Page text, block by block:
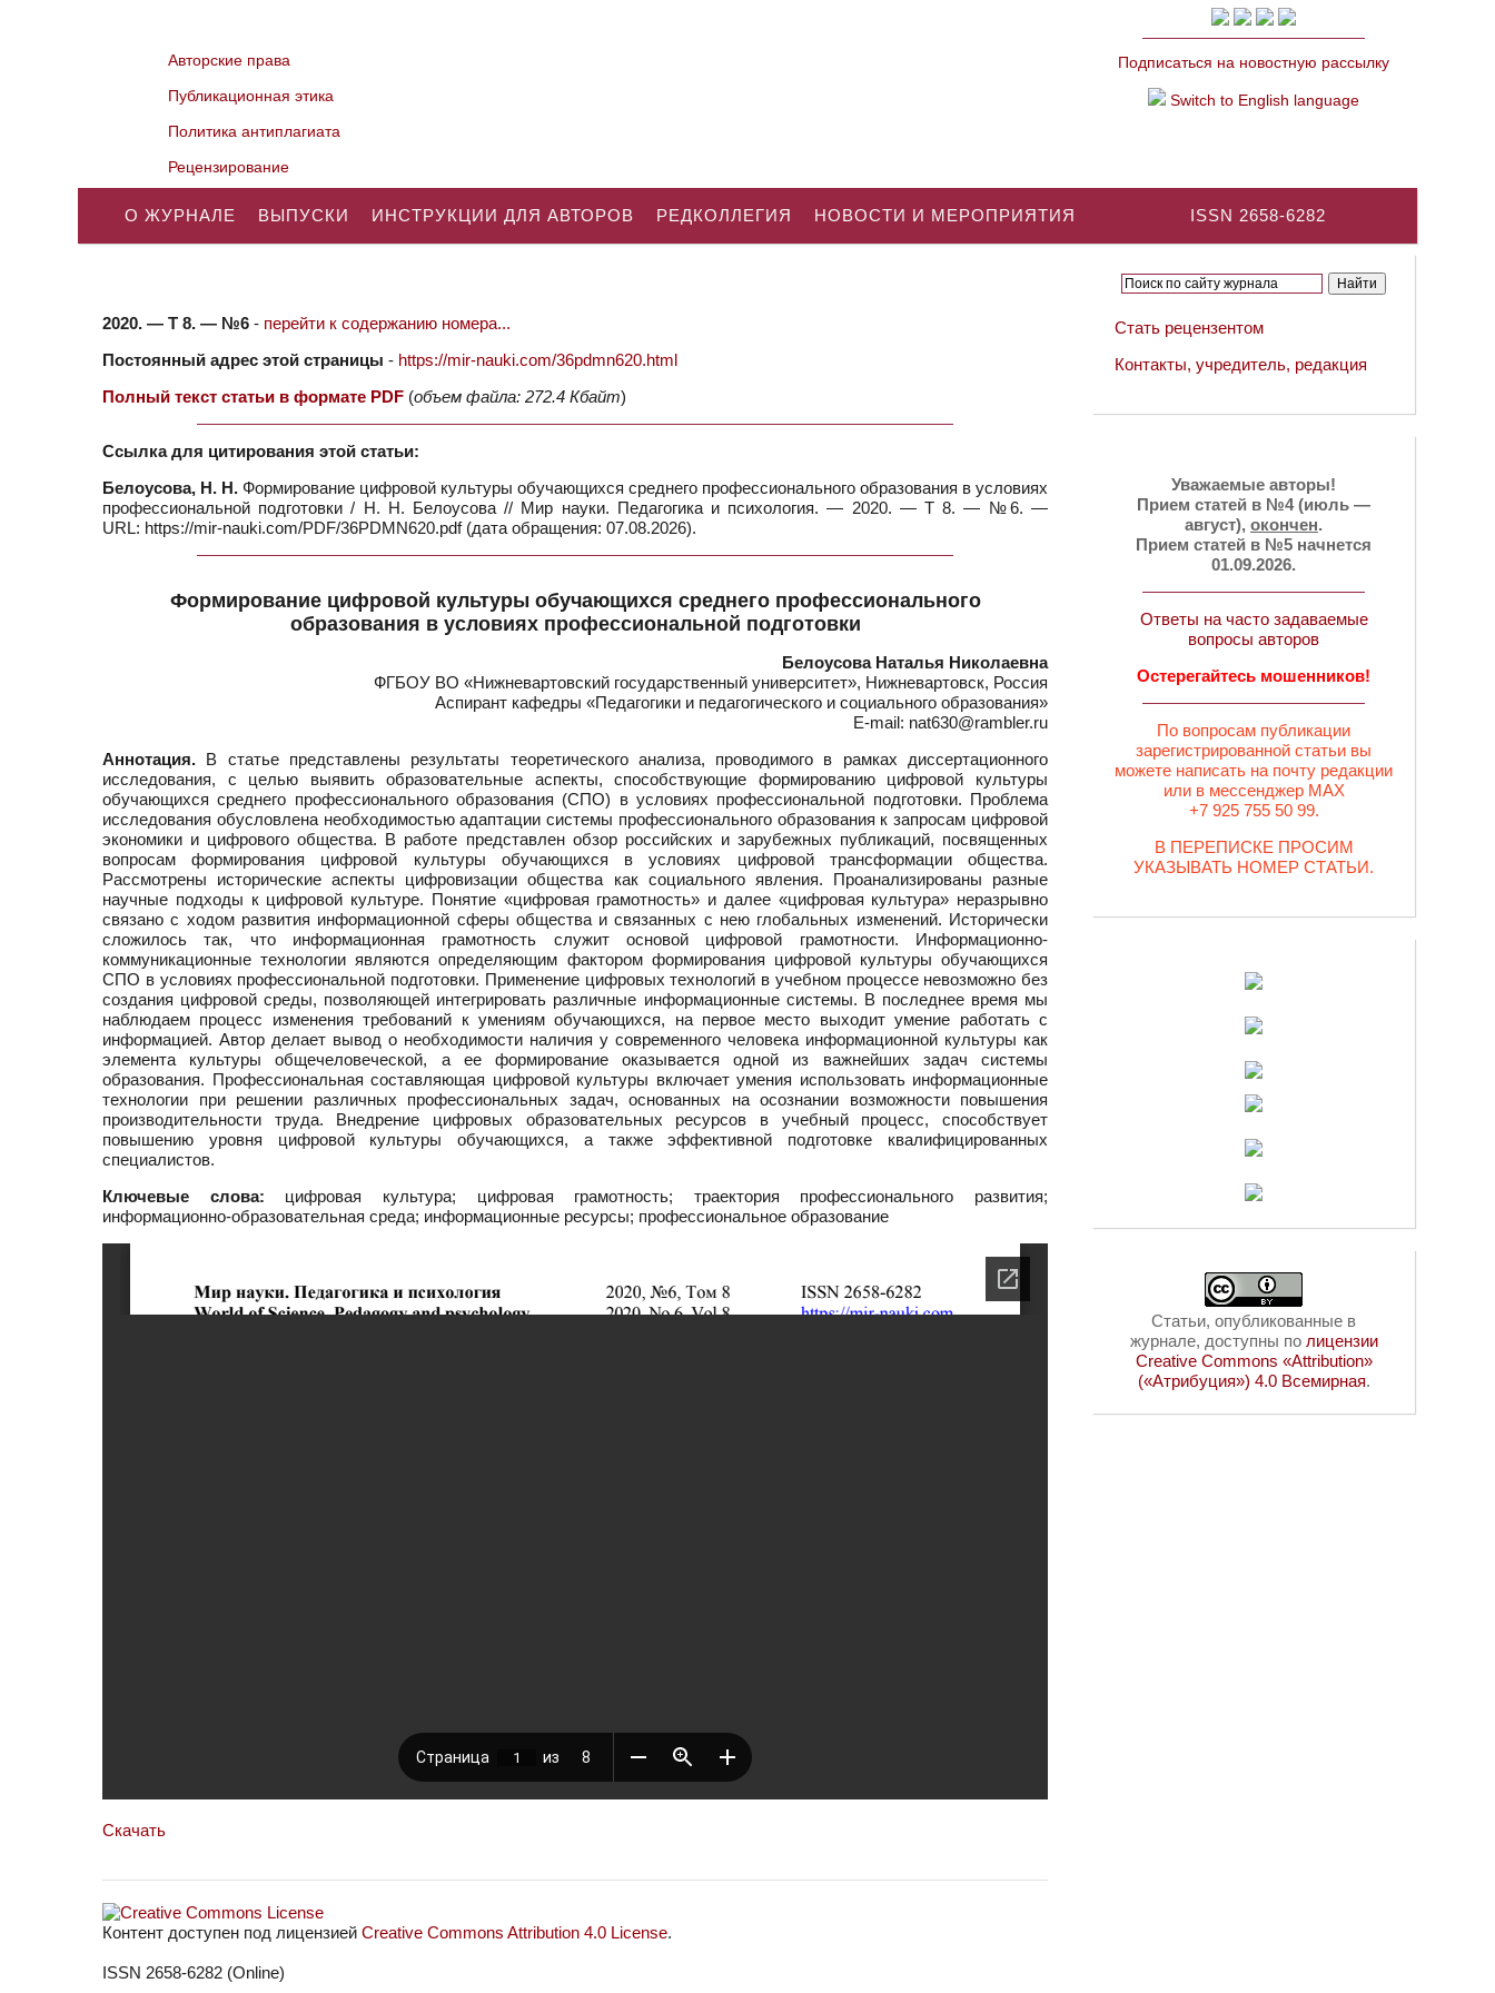
Авторские права
Публикационная этика
Политика антиплагиата
Рецензирование
Подписаться на новостную рассылку
Switch to English language
ISSN 2658-6282
О ЖУРНАЛЕ ВЫПУСКИ ИНСТРУКЦИИ ДЛЯ АВТОРОВ РЕДКОЛЛЕГИЯ НОВОСТИ И МЕРОПРИЯТИЯ
2020. — Т 8. — №6 - перейти к содержанию номера...
Постоянный адрес этой страницы - https://mir-nauki.com/36pdmn620.html
Полный текст статьи в формате PDF (объем файла: 272.4 Кбайт)
Ссылка для цитирования этой статьи:
Белоусова, Н. Н. Формирование цифровой культуры обучающихся среднего профессионального образования в условиях
профессиональной подготовки / Н. Н. Белоусова // Мир науки. Педагогика и психология. — 2020. — Т 8. — №6. —
URL: https://mir-nauki.com/PDF/36PDMN620.pdf (дата обращения: 07.08.2026).
Формирование цифровой культуры обучающихся среднего профессионального
образования в условиях профессиональной подготовки
Белоусова Наталья Николаевна
ФГБОУ ВО «Нижневартовский государственный университет», Нижневартовск, Россия
Аспирант кафедры «Педагогики и педагогического и социального образования»
E-mail: nat630@rambler.ru
Аннотация. В статье представлены результаты теоретического анализа, проводимого в рамках диссертационного
исследования, с целью выявить образовательные аспекты, способствующие формированию цифровой культуры
обучающихся среднего профессионального образования (СПО) в условиях профессиональной подготовки. Проблема
исследования обусловлена необходимостью адаптации системы профессионального образования к запросам цифровой
экономики и цифрового общества. В работе представлен обзор российских и зарубежных публикаций, посвященных
вопросам формирования цифровой культуры обучающихся в условиях цифровой трансформации общества.
Рассмотрены исторические аспекты цифровизации общества как социального явления. Проанализированы разные
научные подходы к цифровой культуре. Понятие «цифровая грамотность» и далее «цифровая культура» неразрывно
связано с ходом развития информационной сферы общества и связанных с нею глобальных изменений. Исторически
сложилось так, что информационная грамотность служит основой цифровой грамотности. Информационно-
коммуникационные технологии являются определяющим фактором формирования цифровой культуры обучающихся
СПО в условиях профессиональной подготовки. Применение цифровых технологий в учебном процессе невозможно без
создания цифровой среды, позволяющей интегрировать различные информационные системы. В последнее время мы
наблюдаем процесс изменения требований к умениям обучающихся, на первое место выходит умение работать с
информацией. Автор делает вывод о необходимости наличия у современного человека информационной культуры как
элемента культуры общечеловеческой, а ее формирование оказывается одной из важнейших задач системы
образования. Профессиональная составляющая цифровой культуры включает умения использовать информационные
технологии при решении различных профессиональных задач, основанных на осознании возможности повышения
производительности труда. Внедрение цифровых образовательных ресурсов в учебный процесс, способствует
повышению уровня цифровой культуры обучающихся, а также эффективной подготовке квалифицированных
специалистов.
Ключевые слова: цифровая культура; цифровая грамотность; траектория профессионального развития;
информационно-образовательная среда; информационные ресурсы; профессиональное образование
Скачать
Контент доступен под лицензией Creative Commons Attribution 4.0 License.
ISSN 2658-6282 (Online)
Стать рецензентом
Контакты, учредитель, редакция
Уважаемые авторы!
Прием статей в №4 (июль —
август), окончен.
Прием статей в №5 начнется
01.09.2026.
Ответы на часто задаваемые
вопросы авторов
Остерегайтесь мошенников!
По вопросам публикации
зарегистрированной статьи вы
можете написать на почту редакции
или в мессенджер MAX
+7 925 755 50 99.
В ПЕРЕПИСКЕ ПРОСИМ
УКАЗЫВАТЬ НОМЕР СТАТЬИ.
Статьи, опубликованные в
журнале, доступны по лицензии
Creative Commons «Attribution»
(«Атрибуция») 4.0 Всемирная.